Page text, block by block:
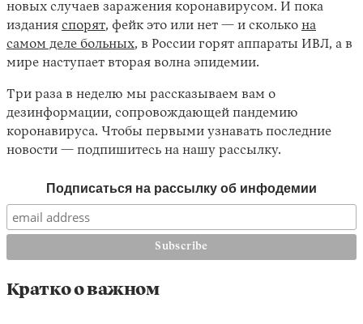
YouTube
новых случаев заражения коронавирусом. И пока
издания спорят, фейк это или нет — и сколько на
самом деле больных, в России горят аппараты ИВЛ, а в
мире наступает вторая волна эпидемии.
Три раза в неделю мы рассказываем вам о
дезинформации, сопровождающей пандемию
коронавируса. Чтобы первыми узнавать последние
новости — подпишитесь на нашу рассылку.
Подписаться на рассылку об инфодемии
Кратко о важном